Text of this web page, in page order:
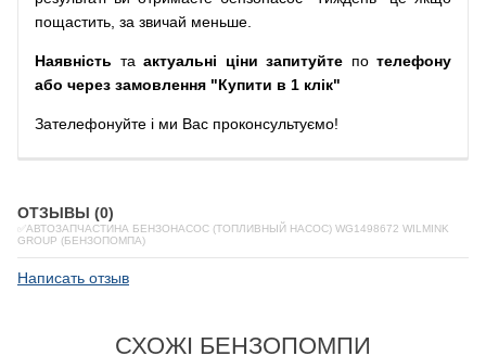
пощастить, за звичай меньше.
Наявність та актуальні ціни запитуйте по телефону
або через замовлення "Купити в 1 клік"
Зателефонуйте і ми Вас проконсультуємо!
ОТЗЫВЫ (0)
✅АВТОЗАПЧАСТИНА БЕНЗОНАСОС (ТОПЛИВНЫЙ НАСОС) WG1498672 WILMINK
GROUP (БЕНЗОПОМПА)
Написать отзыв
СХОЖІ БЕНЗОПОМПИ